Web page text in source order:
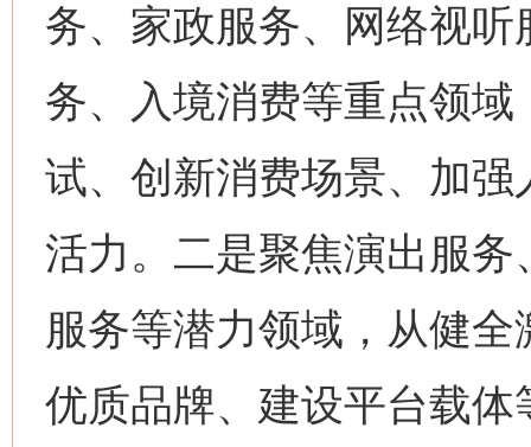
务、家政服务、网络视
务、入境消费等重点领
试、创新消费场景、加
活力。二是聚焦演出服
服务等潜力领域，从健
优质品牌、建设平台载